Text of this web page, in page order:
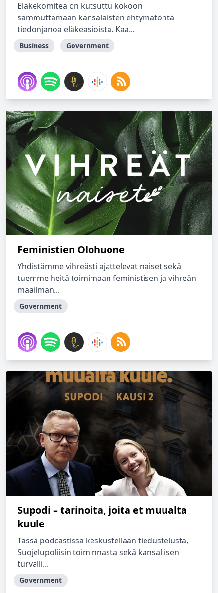
Eläkekomitea on kutsuttu kokoon
sammuttamaan kansalaisten ehtymätöntä
tiedonjanoa eläkeasioista. Kaa...
Business Government
Feministien Olohuone
Yhdistämme vihreästi ajattelevat naiset sekä
tuemme heitä toimimaan feministisen ja vihreän
maailman...
Government
Supodi – tarinoita, joita et muualta
kuule
Tässä podcastissa keskustellaan tiedustelusta,
Suojelupoliisin toiminnasta sekä kansallisen
turvalli...
Government